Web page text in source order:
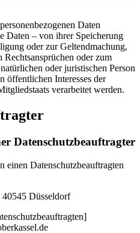
Daten
Daten – von ihrer Speicherung
oder zur Geltendmachung,
oder zum
oder juristischen Person
öffentlichen Interesses der
verarbeitet werden.
Datenschutzbeauftragter
einen Datenschutzbeauftragten
40545 Düsseldorf